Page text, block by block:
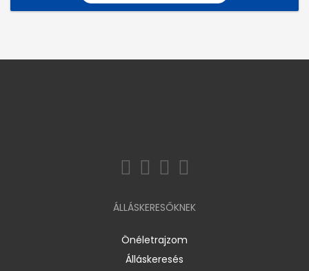
ÁLLÁSKERESŐKNEK
Önéletrajzom
Álláskeresés